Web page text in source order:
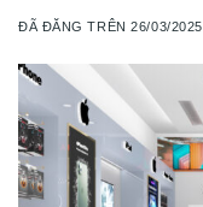
ĐÃ ĐĂNG TRÊN26/03/2025